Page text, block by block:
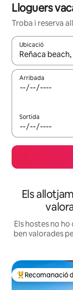
Lloguers
Troba i reserva
Ubicació
Quan els
Arribada
Sortida
Els
Els hostes no
ben valorades
Principals
Recomanació